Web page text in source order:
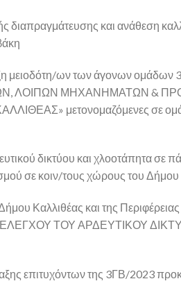
διαπραγμάτευσης και ανάθεση
μειοδότη/ων των άγονων ομάδων
ΛΟΙΠΩΝ ΜΗΧΑΝΗΜΑΤΩΝ &
μετονομαζόμενες σε
δικτύου και χλοοτάπητα σε
σε κοιν/τους χώρους του Δήμου
Καλλιθέας και της Περιφέρειας
ΤΟΥ ΑΡΔΕΥΤΙΚΟΥ
επιτυχόντων της 3ΓΒ/2023